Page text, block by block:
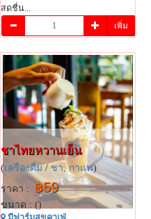
สดชื่น...
เพิ่ม
ชาไทย​หวานเย็น​
(เครื่องดื่ม/ ชา, กาแฟ)
ราคา : ฿59
ขนาด : ()